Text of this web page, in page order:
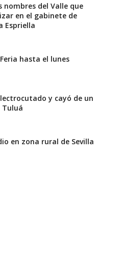
nombres del Valle que
en el gabinete de
Espriella
hasta el lunes
y cayó de un
Tuluá
en zona rural de Sevilla